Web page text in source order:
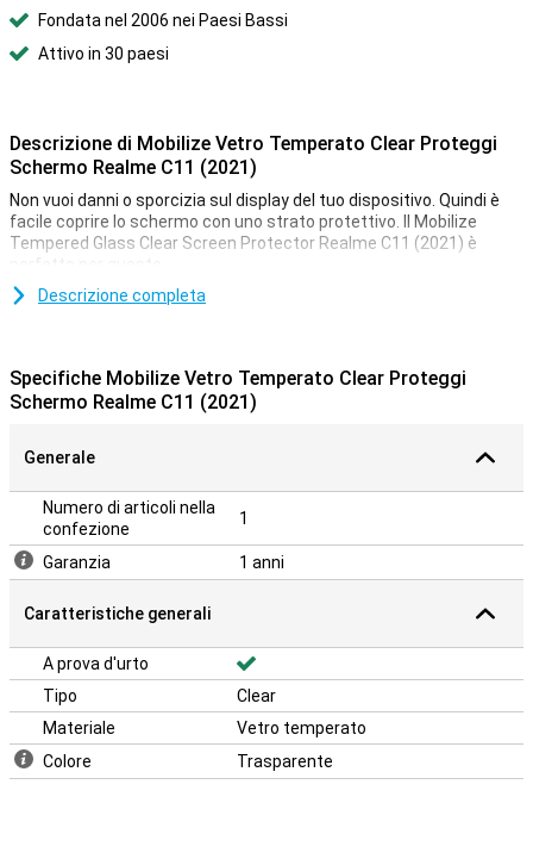
Fondata nel 2006 nei Paesi Bassi
Attivo in 30 paesi
Descrizione di Mobilize Vetro Temperato Clear Proteggi
Schermo Realme C11 (2021)
Non vuoi danni o sporcizia sul display del tuo dispositivo. Quindi è
facile coprire lo schermo con uno strato protettivo. Il Mobilize
Tempered Glass Clear Screen Protector Realme C11 (2021) è
perfetto per questo.
Proteggi il tuo schermo in ogni momento. Compra una protezione
significa che una protezione per lo schermo non si adatta fino al
bordo, ma solo alla parte che è piatta. Può quindi succedere che
una protezione per lo schermo sia leggermente più piccola dello
Descrizione completa
Specifiche Mobilize Vetro Temperato Clear Proteggi
Schermo Realme C11 (2021)
Generale
Numero di articoli nella
confezione
1
Garanzia 1 anni
Caratteristiche generali
A prova d'urto
Tipo
Clear
Materiale
Vetro temperato
Colore
Trasparente